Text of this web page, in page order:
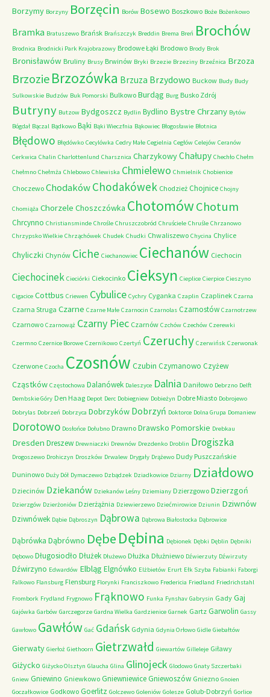
Borzymy Borzyny Borzęcin Borów Bosewo Boszkowo Boże Bożenkowo
Bramka Bratuszewo Brańsk Brańszczyk Breddin Brema Breń Brochów
Brodnica Brodnicki Park Krajobrazowy Brodowe Łąki Brodowo Brody Brok
Bronisławów Bruliny Brusy Brwinów Bryki Brzezie Brzeziny Brzeźnica Brzoza
Brzozie Brzozówka Brzuza Brzydowo Buckow Budy Budy
Sulkowskie Budzów Buk Pomorski Bulkowo Burdąg Burg Busko Zdrój
Butryny Butzow Bydgoszcz Bydlin Bydlino Bystre Chrzany Bytów
Bógdał Bączal Bądkowo Bąki Bąki Wieczfnia Bąkowiec Błogosławie Błotnica
Błędowo Błędówko Cecylówka Cedry Małe Cegielnia Cegłów Celejów Ceranów
Cerkwica Chalin Charlottenlund Charsznica CharzykowyChałupy Chechło Chełm
Chełmno Chełmża Chlebowo Chlewiska Chmielewo Chmielnik Chobienice
Choczewo ChodakówChodakówek Chodzież Chojnice Chojny
Chomiąża Chorzele Choszczówka ChotomówChotum
Chrcynno Christiansminde Chrośle Chruszczobród Chruściele Chruśle Chrzanowo
Chrzypsko Wielkie Chrząchówek Chudek Chudki Chwaliszewo Chycina Chylice
Chyliczki Chynów Ciche Ciechanowiec Ciechanów Ciechocin
Ciechocinek Cieciórki Ciekocinko Cieksyn Cieplice Cierpice Cieszyno
Cigacice Cottbus Criewen Cybulice Cychry Cyganka Czaplin Czaplinek Czarna
Czarna Struga Czarne Czarne Małe Czarnocin Czarnolas Czarnostów Czarnotrzew
Czarnowo Czarnowąż Czarny Piec Czarnów Czchów Czechów Czerewki
Czermno Czernice Borowe Czernikowo Czertyń Czeruchy Czerwińsk Czerwonak
Czerwone Czocha Czosnów Czubin Czymanowo Czyżew
Cząstków Częstochowa Dalanówek Daleszyce Dalnia Daniłowo Debrzno Delft
Dembskie Góry Den Haag Depot Derc Dobiegniew Dobieżyn Dobre Miasto Dobrojewo
Dobrylas Dobrzeń Dobrzyca Dobrzyków Dobrzyń Doktorce Dolna Grupa Domaniew
Dorotowo Dosłońce Dołubno Drawno Drawsko Pomorskie Drebkau
Dresden Dreszew Drewniaczki Drewnów Drezdenko Droblin Drogiszka
Drogoszewo Drohiczyn Droszków Drwalew Drygały Drążewo Dudy Puszczańskie
Duninowo Duży Dół Dymaczewo Dzbądzek Dziadkowice Dziarny Działdowo
Dziecinów Dziekanów Dziekanów Leśny Dziemiany Dzierzgowo Dzierzgoń
Dzierzgów Dzierżoniów Dzierżążnia Dziewierzewo Dziećmirowice Dziunin Dziwnów
Dziwnówek Dąbie Dąbroszyn Dąbrowa Dąbrowa Białostocka Dąbrowice
Dąbrówka Dąbrówno Dębe Dębina Dębionek Dębki Dęblin Dębniki
Dębowo Długosiodło Dłużek Dłużewo Dłużka Dłużniewo Dźwierzuty Dźwirzuty
Dźwirzyno Edwardów Elbląg Elgnówko Elżbietów Erurt Ełk Szyba Fabianki Faborgi
Falkowo Flansburg Flensburg Florynki Franciszkowo Fredericia Friedland Friedrichstahl
Frombork Frydland Frygnowo Frąknowo Funka Fynshav Gabrysin Gady Gaj
Gajówka Garbów Garczegorze Gardna Wielka Gardzienice Garnek Gartz Garwolin Gassy
Gawłowo Gawłów Gać Gdańsk Gdynia Gdynia Orłowo Gidle Giebałtów
Gierwaty Gierłoż Giethoorn Gietrzwałd Giewartów Gilleleje Giławy
Giżycko Giżycko Olsztyn Glaucha Glina Glinojeck Glodowo Gnaty Szczerbaki
Gniew Gniewino Gniewkowo GniewniewiceGniewoszów Gniezno Gnoien
Goczałkowice Godkowo Goerlitz Golczewo Goleniów Golesze Golub-Dobrzyń Gorlice